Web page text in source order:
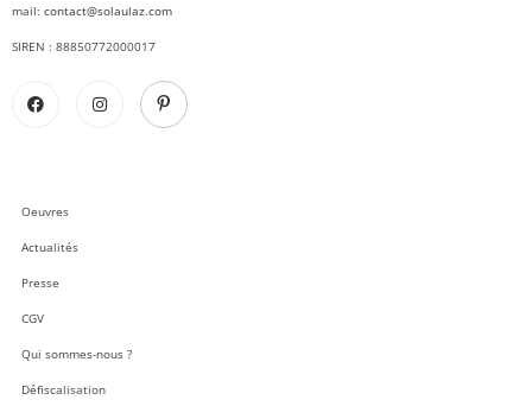
mail: contact@solaulaz.com
SIREN : 88850772000017
Oeuvres
Actualités
Presse
CGV
Qui sommes-nous ?
Défiscalisation